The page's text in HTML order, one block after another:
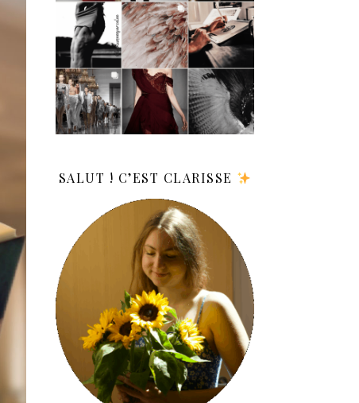
SALUT ! C’EST CLARISSE